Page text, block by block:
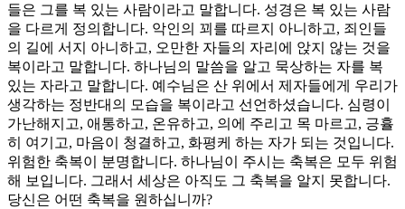
들은 그를 복 있는 사람이라고 말합니다. 성경은 복 있는 사람
을 다르게 정의합니다. 악인의 꾀를 따르지 아니하고, 죄인들
의 길에 서지 아니하고, 오만한 자들의 자리에 앉지 않는 것을
복이라고 말합니다. 하나님의 말씀을 알고 묵상하는 자를 복
있는 자라고 말합니다. 예수님은 산 위에서 제자들에게 우리가
생각하는 정반대의 모습을 복이라고 선언하셨습니다. 심령이
가난해지고, 애통하고, 온유하고, 의에 주리고 목 마르고, 긍휼
히 여기고, 마음이 청결하고, 화평케 하는 자가 되는 것입니다.
위험한 축복이 분명합니다. 하나님이 주시는 축복은 모두 위험
해 보입니다. 그래서 세상은 아직도 그 축복을 알지 못합니다.
당신은 어떤 축복을 원하십니까?